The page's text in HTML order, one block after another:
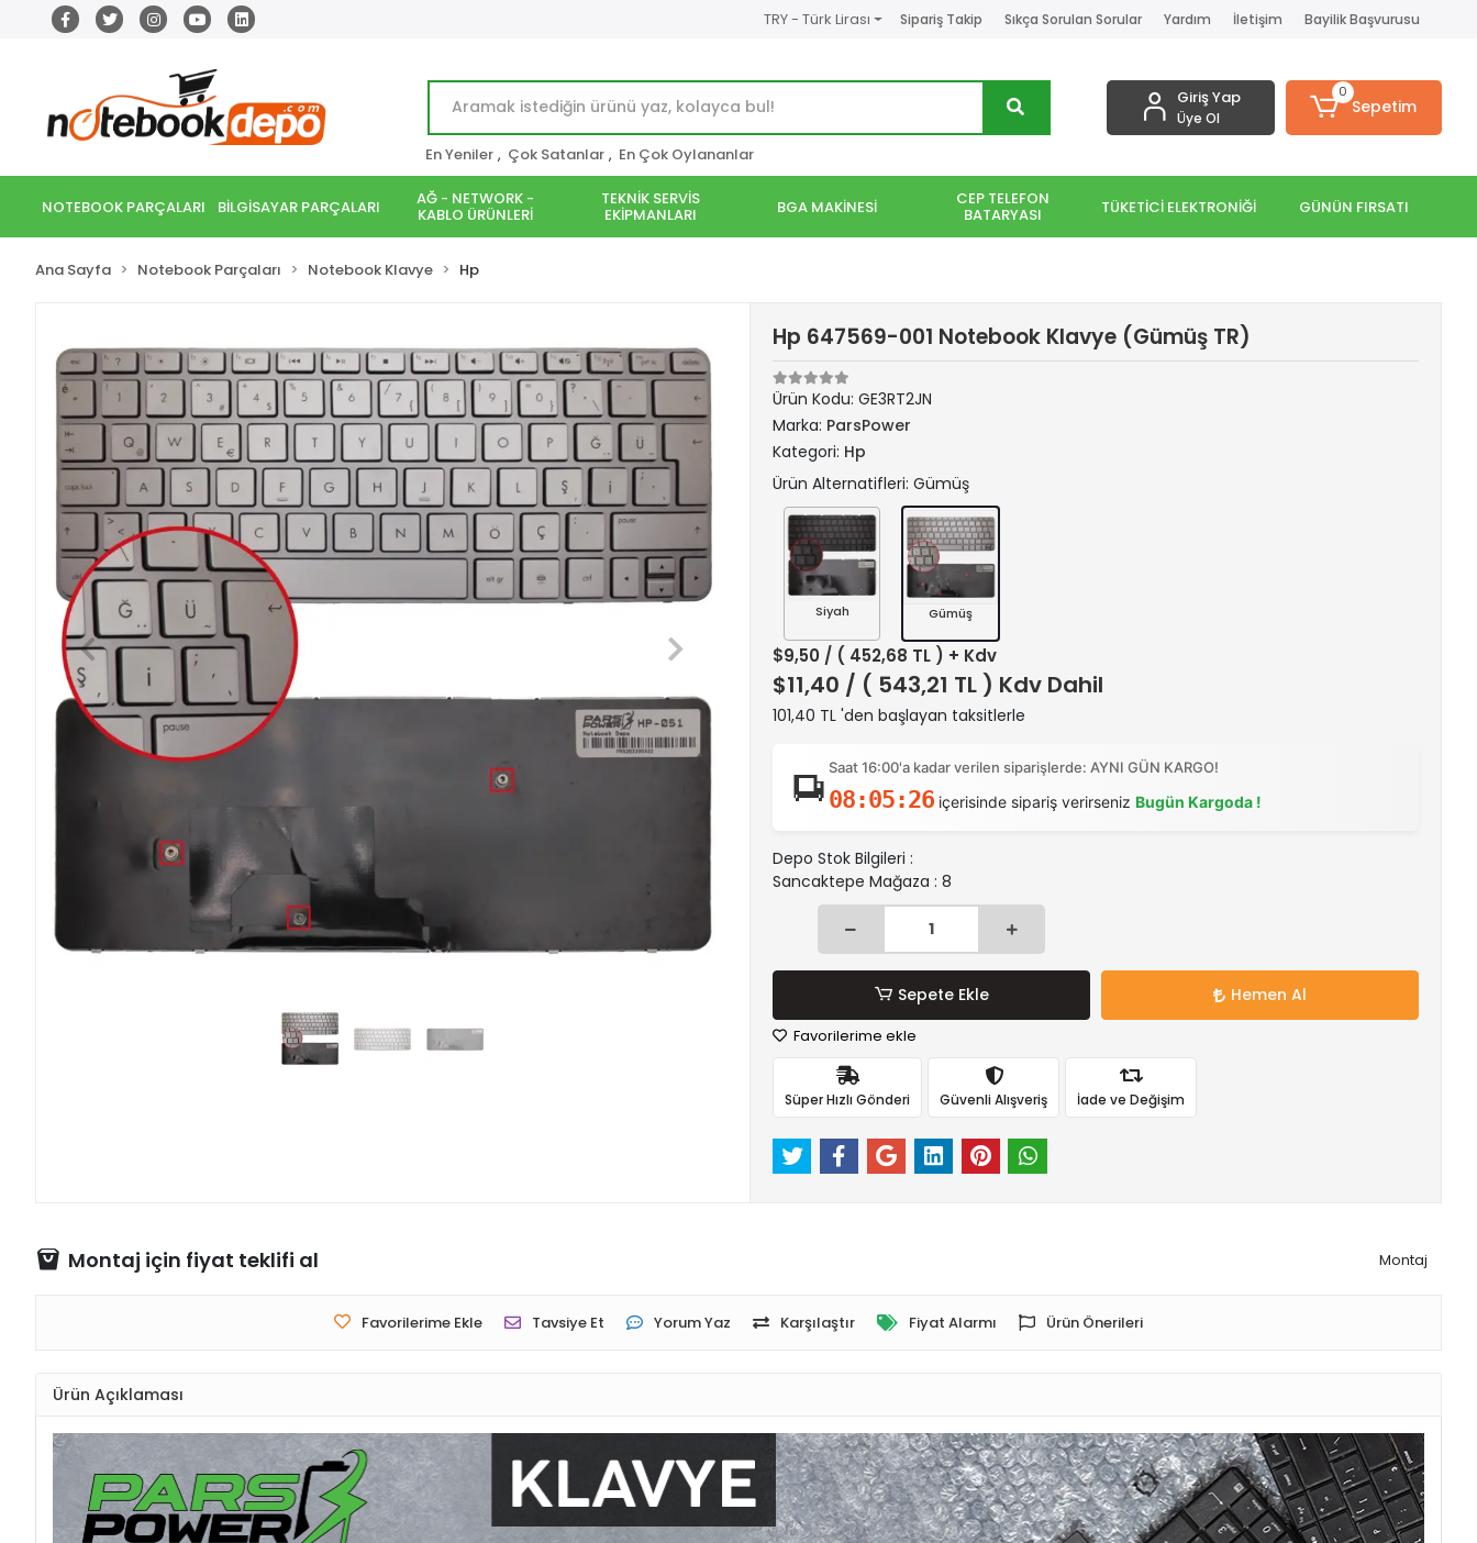
TRY - Türk Lirası Sipariş Takip Sıkça Sorulan Sorular Yardım İletişim Bayilik Başvurusu
En Yeniler , Çok Satanlar , En Çok Oylananlar
Giriş Yap
Üye Ol
0
Sepetim
NOTEBOOK PARÇALARI BİLGİSAYAR PARÇALARI AĞ - NETWORK -
KABLO ÜRÜNLERİ
TEKNİK SERVİS
EKİPMANLARI BGA MAKİNESİ CEP TELEFON
BATARYASI TÜKETİCİ ELEKTRONİĞİ GÜNÜN FIRSATI
Ana Sayfa Notebook Parçaları Notebook Klavye Hp
Hp 647569-001 Notebook Klavye (Gümüş TR)
Ürün Kodu: GE3RT2JN
Marka: ParsPower
Kategori: Hp
Ürün Alternatifleri: Gümüş
Siyah Gümüş
$9,50 / ( 452,68 TL ) + Kdv
$11,40 / ( 543,21 TL ) Kdv Dahil
101,40 TL 'den başlayan taksitlerle
Saat 16:00'a kadar verilen siparişlerde: AYNI GÜN KARGO!
08:05:25 içerisinde sipariş verirseniz Bugün Kargoda !
Depo Stok Bilgileri :
Sancaktepe Mağaza : 8
Sepete Ekle Hemen Al
Favorilerime ekle
Süper Hızlı Gönderi Güvenli Alışveriş İade ve Değişim
Montaj için fiyat teklifi al Montaj
Favorilerime Ekle Tavsiye Et Yorum Yaz Karşılaştır Fiyat Alarmı Ürün Önerileri
Ürün Açıklaması